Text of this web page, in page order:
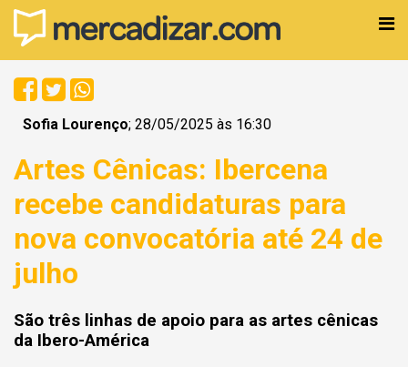
Sofia Lourenço; 28/05/2025 às 16:30
Artes Cênicas: Ibercena
recebe candidaturas para
nova convocatória até 24 de
julho
São três linhas de apoio para as artes cênicas
da Ibero-América